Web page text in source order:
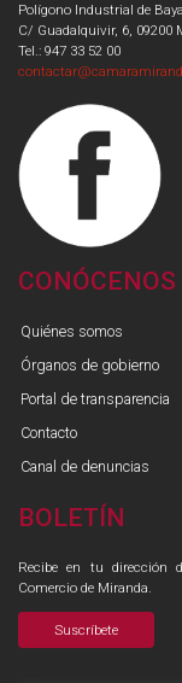
Polígono Industrial de
C/ Guadalquivir, 6, 09200
Tel.: 947 33 52 00
CONÓCENOS
Quiénes somos
Órganos de gobierno
Portal de transparencia
Contacto
Canal de denuncias
BOLETÍN
Recibe en tu dirección
Comercio de Miranda.
Suscríbete